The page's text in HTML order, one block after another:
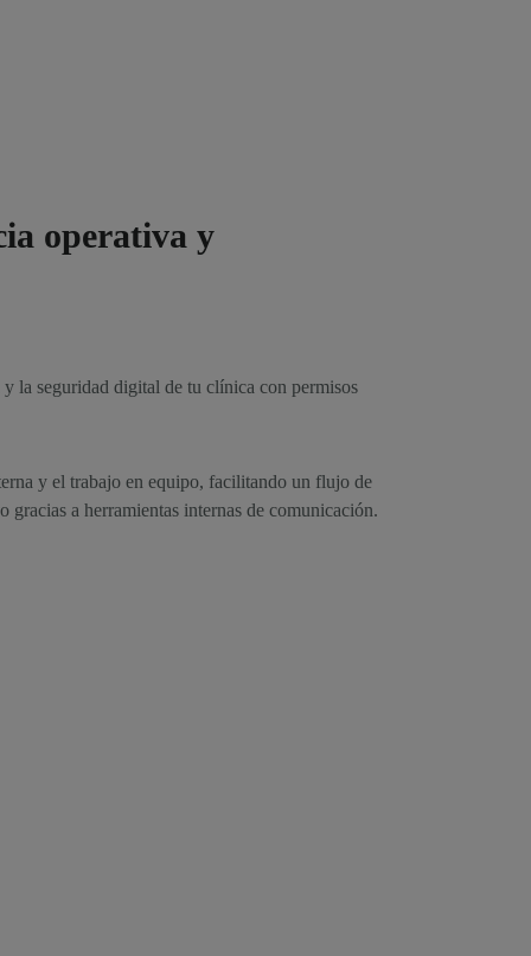
operativa y
la seguridad digital de tu clínica con permisos
y el trabajo en equipo, facilitando un flujo de
gracias a herramientas internas de comunicación.